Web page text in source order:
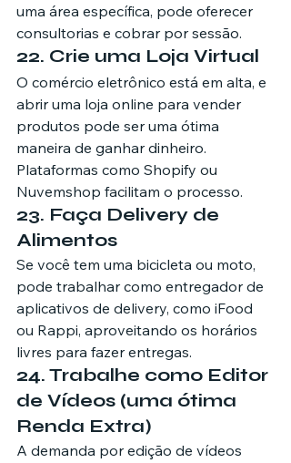
uma área específica, pode oferecer
consultorias e cobrar por sessão.
22. Crie uma Loja Virtual
O comércio eletrônico está em alta, e
abrir uma loja online para vender
produtos pode ser uma ótima
maneira de ganhar dinheiro.
Plataformas como Shopify ou
Nuvemshop facilitam o processo.
23. Faça Delivery de
Alimentos
Se você tem uma bicicleta ou moto,
pode trabalhar como entregador de
aplicativos de delivery, como iFood
ou Rappi, aproveitando os horários
livres para fazer entregas.
24. Trabalhe como Editor
de Vídeos (uma ótima
Renda Extra)
A demanda por edição de vídeos